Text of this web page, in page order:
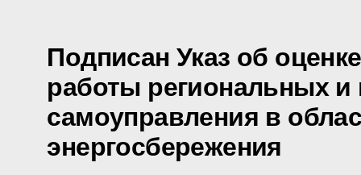
Подписан Указ об
работы региональных и
самоуправления в
энергосбережения